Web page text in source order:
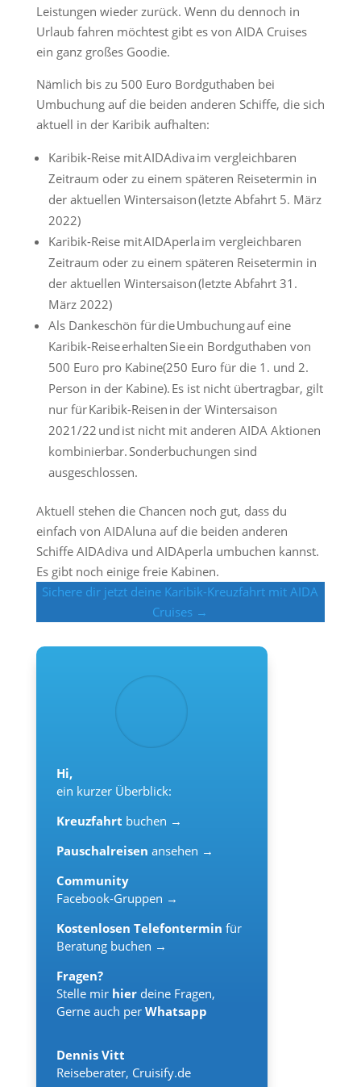
Leistungen wieder zurück. Wenn du dennoch in
Urlaub fahren möchtest gibt es von AIDA Cruises
ein ganz großes Goodie.
Nämlich bis zu 500 Euro Bordguthaben bei
Umbuchung auf die beiden anderen Schiffe, die sich
aktuell in der Karibik aufhalten:
Karibik-Reise mit AIDAdiva im vergleichbaren
Zeitraum oder zu einem späteren Reisetermin in
der aktuellen Wintersaison (letzte Abfahrt 5. März
2022)
Karibik-Reise mit AIDAperla im vergleichbaren
Zeitraum oder zu einem späteren Reisetermin in
der aktuellen Wintersaison (letzte Abfahrt 31.
März 2022)
Als Dankeschön für die Umbuchung auf eine
Karibik-Reise erhalten Sie ein Bordguthaben von
500 Euro pro Kabine(250 Euro für die 1. und 2.
Person in der Kabine). Es ist nicht übertragbar, gilt
nur für Karibik-Reisen in der Wintersaison
2021/22 und ist nicht mit anderen AIDA Aktionen
kombinierbar. Sonderbuchungen sind
ausgeschlossen.
Aktuell stehen die Chancen noch gut, dass du
einfach von AIDAluna auf die beiden anderen
Schiffe AIDAdiva und AIDAperla umbuchen kannst.
Es gibt noch einige freie Kabinen.
Sichere dir jetzt deine Karibik-Kreuzfahrt mit AIDA
Cruises →
Hi,
ein kurzer Überblick:
Kreuzfahrt buchen →
Pauschalreisen ansehen →
Community
Facebook-Gruppen →
Kostenlosen Telefontermin für
Beratung buchen →
Fragen?
Stelle mir hier deine Fragen,
Gerne auch per Whatsapp
Dennis Vitt
Reiseberater, Cruisify.de